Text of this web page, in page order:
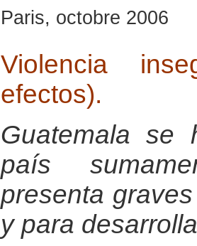
Paris, octobre 2006
Violencia
efectos).
Guatemala se
país
presenta
y para